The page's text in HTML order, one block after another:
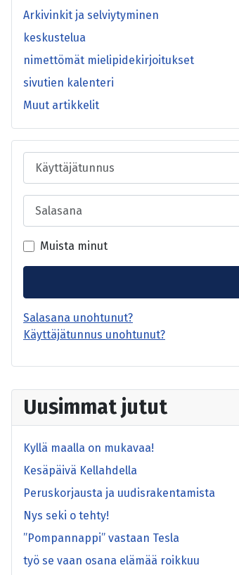
Uusimmat jutut
Kyllä maalla on mukavaa!
Kesäpäivä Kellahdella
Peruskorjausta ja uudisrakentamista
Nys seki o tehty!
”Pompannappi” vastaan Tesla
työ se vaan osana elämää roikkuu
Arkivinkit ja selviytyminen
keskustelua
nimettömät mielipidekirjoitukset
sivutien kalenteri
Muut artikkelit
Käyttäjätunnus
Salasana
Muista minut
Salasana unohtunut?
Käyttäjätunnus unohtunut?